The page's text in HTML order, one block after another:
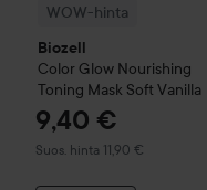
WOW-hinta
Biozell
Color Glow Nourishing
Toning Mask Soft Vanilla
9,40 €
Suos. hinta 11,90 €
Suositeltu hinta 11,90 €